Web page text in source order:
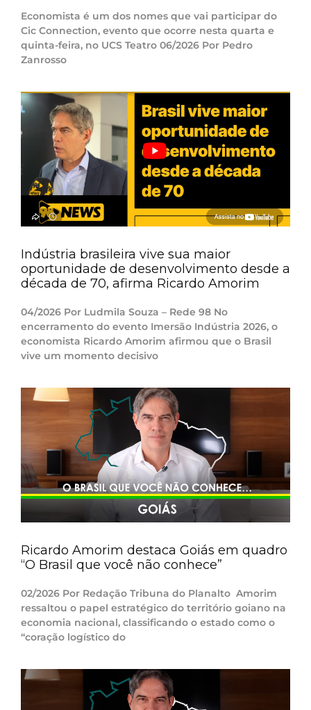
Economista é um dos nomes que vai participar do
Cic Connection, evento que ocorre nesta quarta e
quinta-feira, no UCS Teatro 06/2026 Por Pedro
Zanrosso
Indústria brasileira vive sua maior
oportunidade de desenvolvimento desde a
década de 70, afirma Ricardo Amorim
04/2026 Por Ludmila Souza – Rede 98 No
encerramento do evento Imersão Indústria 2026, o
economista Ricardo Amorim afirmou que o Brasil
vive um momento decisivo
Ricardo Amorim destaca Goiás em quadro
“O Brasil que você não conhece”
02/2026 Por Redação Tribuna do Planalto Amorim
ressaltou o papel estratégico do território goiano na
economia nacional, classificando o estado como o
“coração logístico do